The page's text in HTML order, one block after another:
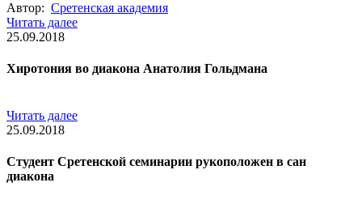
Автор: Сретенская академия
Читать далее
25.09.2018
Хиротония во диакона Анатолия Гольдмана
Читать далее
25.09.2018
Студент Сретенской семинарии рукоположен в сан
диакона